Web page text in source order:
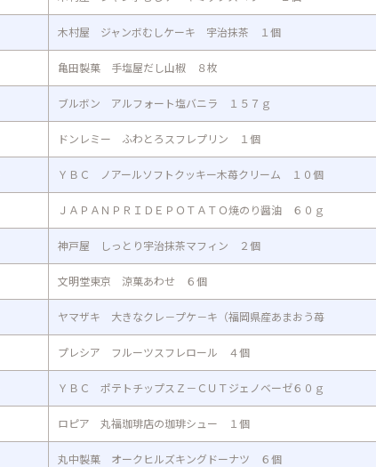
木村屋 ジャンボむしケーキ 宇治抹茶 １個
亀田製菓 手塩屋だし山椒 ８枚
ブルボン アルフォート塩バニラ １５７ｇ
ドンレミー ふわとろスフレプリン １個
ＹＢＣ ノアールソフトクッキー木苺クリーム １０個
ＪＡＰＡＮＰＲＩＤＥＰＯＴＡＴＯ焼のり醤油 ６０ｇ
神戸屋 しっとり宇治抹茶マフィン ２個
文明堂東京 涼菓あわせ ６個
ヤマザキ 大きなクレ－プケ－キ（福岡県産あまおう苺
プレシア フルーツスフレロール ４個
ＹＢＣ ポテトチップスＺ－ＣＵＴジェノベーゼ６０ｇ
ロピア 丸福珈琲店の珈琲シュー １個
丸中製菓 オークヒルズキングドーナツ ６個